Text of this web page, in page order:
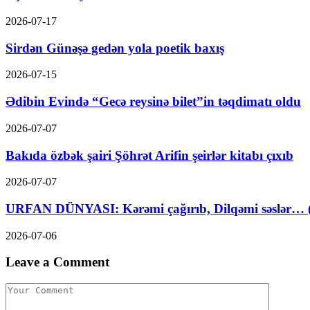
2026-07-17
Sirdən Günəşə gedən yola poetik baxış
2026-07-15
Ədibin Evində “Gecə reysinə bilet”in təqdimatı oldu
2026-07-07
Bakıda özbək şairi Şöhrət Arifin şeirlər kitabı çıxıb
2026-07-07
URFAN DÜNYASI: Kərəmi çağırıb, Dilqəmi səslər…
2026-07-06
Leave a Comment